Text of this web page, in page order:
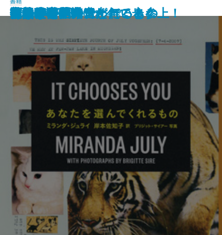
四人の交差点
誰もいないホテルで
煉瓦を運ぶ
あの素晴らしき七年
屋根裏の仏さま
陽気なお葬式
夜、僕らは輪になって歩く
未成年
文学会議
べつの言葉で
あなたを選んでくれるもの
子供時代
ヴォルテール、ただいま参上！
突然ノックの音が
善き女の愛
マリアが語り遺したこと
光の子供
甘美なる作戦
低地
大いなる不満